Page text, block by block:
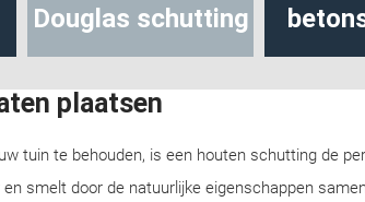
betonschutting
plaatsen
tuin te behouden, is een houten schutting de
smelt door de natuurlijke eigenschappen